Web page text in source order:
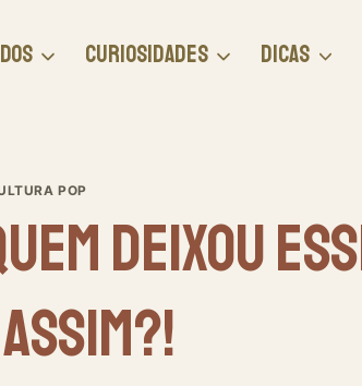
CURIOSIDADES DICAS
POP
Deixou